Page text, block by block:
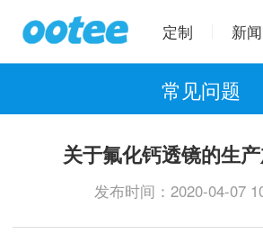
定制 新闻
常见问题
关于氟化钙透镜的生
发布时间：2020-04-07